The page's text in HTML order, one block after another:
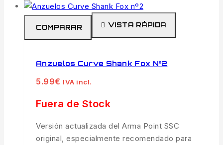
COMPARAR VISTA RÁPIDA
Anzuelos Curve Shank Fox Nº2
5.99€ IVA incl.
Fuera de Stock
Versión actualizada del Arma Point SSC
original, especialmente recomendado para